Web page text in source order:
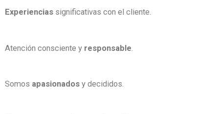
Experiencias significativas con el cliente.
Atención consciente y responsable
Somos apasionados y decididos.